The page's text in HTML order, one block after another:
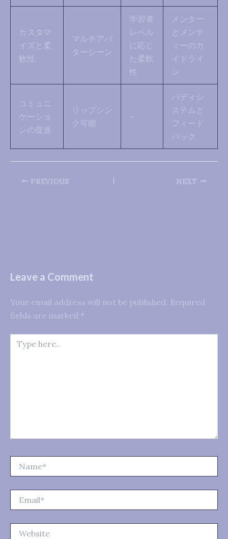
カスタマ
イズと柔
軟性
マルチアバ
ターシーン
学習者
レベル
に応じ
た柔軟
性
メンター
とメンテ
ィーのガ
イドライ
ン
コミュニ
ケーショ
ンの促進
リップシン
ク可能
–
バディシ
ステムと
フィード
バック
PREVIOUS NEXT
Leave a Comment
Your email address will not be published. Required
fields are marked *
here..